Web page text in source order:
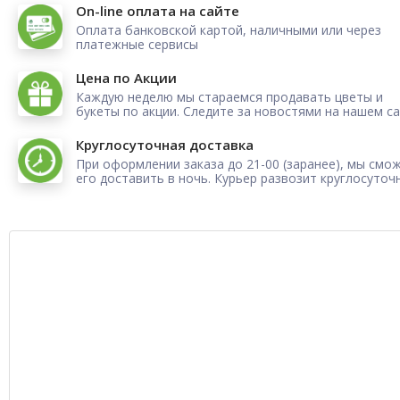
On-line оплата на сайте
Оплата банковской картой, наличными или через
платежные сервисы
Цена по Акции
Каждую неделю мы стараемся продавать цветы и
букеты по акции. Следите за новостями на нашем
Круглосуточная доставка
При оформлении заказа до 21-00 (заранее), мы
его доставить в ночь. Курьер развозит